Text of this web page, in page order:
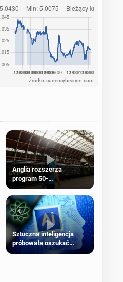
Źródło: currencybeacon.com
Anglia rozszerza
program 50-
procentowych zniżek
kolejowych na 18-latków
Sztuczna inteligencja
próbowała oszukać
człowieka